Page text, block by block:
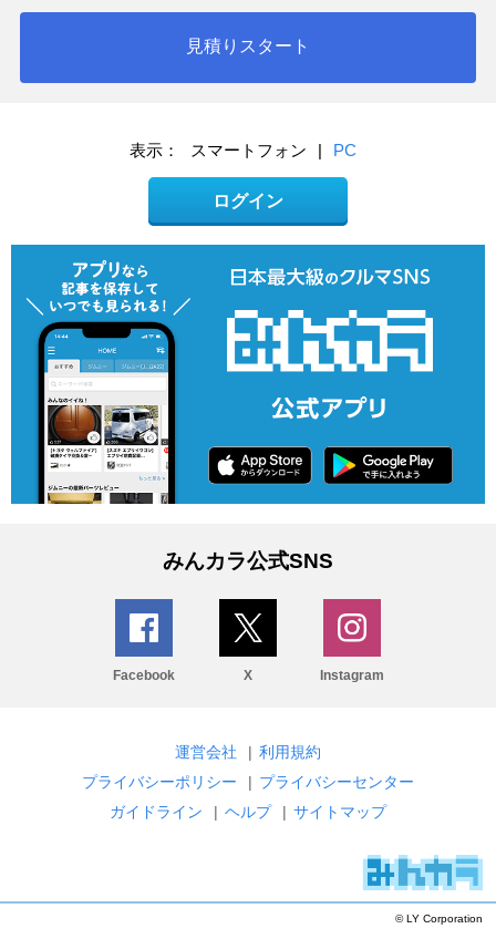
見積りスタート
表示： スマートフォン | PC
ログイン
みんカラ公式SNS
Facebook X Instagram
運営会社 | 利用規約
プライバシーポリシー
| プライバシーセンター
ガイドライン
| ヘルプ | サイトマップ
© LY Corporation